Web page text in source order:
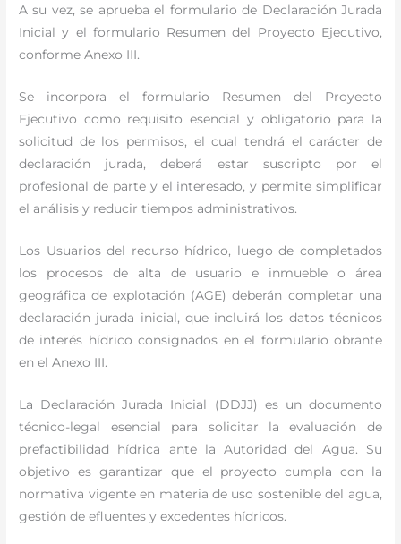
A su vez, se aprueba el formulario de Declaración Jurada
Inicial y el formulario Resumen del Proyecto Ejecutivo,
conforme Anexo III.
Se incorpora el formulario Resumen del Proyecto
Ejecutivo como requisito esencial y obligatorio para la
solicitud de los permisos, el cual tendrá el carácter de
declaración jurada, deberá estar suscripto por el
profesional de parte y el interesado, y permite simplificar
el análisis y reducir tiempos administrativos.
Los Usuarios del recurso hídrico, luego de completados
los procesos de alta de usuario e inmueble o área
geográfica de explotación (AGE) deberán completar una
declaración jurada inicial, que incluirá los datos técnicos
de interés hídrico consignados en el formulario obrante
en el Anexo III.
La Declaración Jurada Inicial (DDJJ) es un documento
técnico-legal esencial para solicitar la evaluación de
prefactibilidad hídrica ante la Autoridad del Agua. Su
objetivo es garantizar que el proyecto cumpla con la
normativa vigente en materia de uso sostenible del agua,
gestión de efluentes y excedentes hídricos.